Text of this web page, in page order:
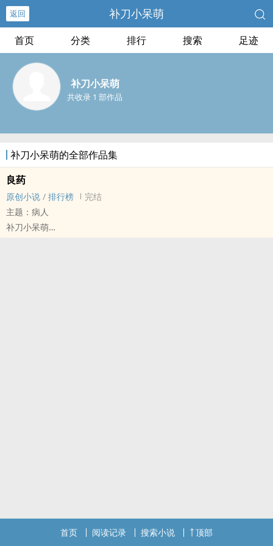
返回 补刀小呆萌
首页 分类 排行 搜索 足迹
补刀小呆萌
共收录 1 部作品
补刀小呆萌的全部作品集
良药
原创小说 / 排行榜
完结
主题：病人
补刀小呆萌
首页 阅读记录 搜索小说 顶部